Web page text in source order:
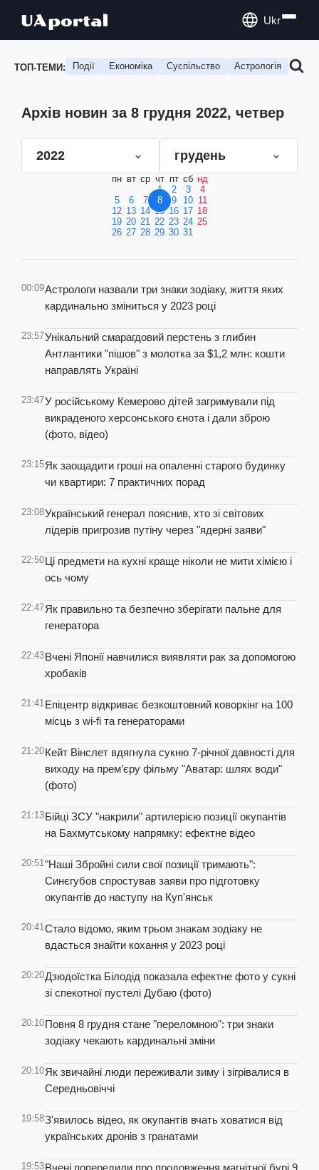
Ukr
ТОП-ТЕМИ: Події Економіка Суспільство Астрологія
Архів новин за 8 грудня 2022, четвер
2022 грудень
пн вт ср чт пт сб нд
1
2 3
4
5
6 7 8 9 10 11
12 13 14 15 16 17 18
19 20 21 22 23 24 25
26 27 28 29 30 31
00:09Астрологи назвали три знаки зодіаку, життя яких
кардинально зміниться у 2023 році
23:57Унікальний смарагдовий перстень з глибин
Антлантики "пішов" з молотка за $1,2 млн: кошти
направлять Україні
23:47У російському Кемерово дітей загримували під
викраденого херсонського єнота і дали зброю
(фото, відео)
23:15Як заощадити гроші на опаленні старого будинку
чи квартири: 7 практичних порад
23:08Український генерал пояснив, хто зі світових
лідерів пригрозив путіну через "ядерні заяви"
22:50Ці предмети на кухні краще ніколи не мити хімією і
ось чому
22:47Як правильно та безпечно зберігати пальне для
генератора
22:43Вчені Японії навчилися виявляти рак за допомогою
хробаків
21:41Епіцентр відкриває безкоштовний коворкінг на 100
місць з wi-fi та генераторами
21:20Кейт Вінслет вдягнула сукню 7-річної давності для
виходу на прем’єру фільму "Аватар: шлях води"
(фото)
21:13Бійці ЗСУ "накрили" артилерією позиції окупантів
на Бахмутському напрямку: ефектне відео
20:51"Наші Збройні сили свої позиції тримають":
Синєгубов спростував заяви про підготовку
окупантів до наступу на Куп'янськ
20:41Стало відомо, яким трьом знакам зодіаку не
вдасться знайти кохання у 2023 році
20:20Дзюдоїстка Білодід показала ефектне фото у сукні
зі спекотної пустелі Дубаю (фото)
20:10Повня 8 грудня стане "переломною": три знаки
зодіаку чекають кардинальні зміни
20:10Як звичайні люди переживали зиму і зігрівалися в
Середньовіччі
19:58З'явилось відео, як окупантів вчать ховатися від
українських дронів з гранатами
19:53Вчені попередили про продовження магнітної бурі 9